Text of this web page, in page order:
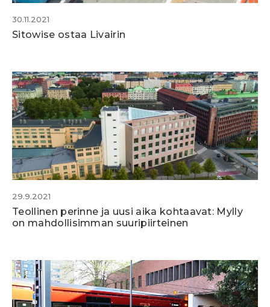
30.11.2021
Sitowise ostaa Livairin
29.9.2021
Teollinen perinne ja uusi aika kohtaavat: Mylly
on mahdollisimman suuripiirteinen